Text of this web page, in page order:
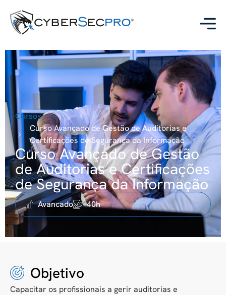
Cursos
Curso Avançado de Gestão de Auditorias e
Certificações de Segurança da Informação
Curso Avançado de Gestão
de Auditorias e Certificações
de Segurança da Informação
Avancado 40h
Objetivo
Capacitar os profissionais a gerir auditorias e